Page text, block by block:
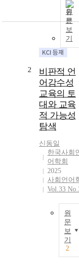
원
문
보
기
2
비판적 언
어감수성
교육의 토
대와 교육
적 가능성
탐색
신동일
한국사회
어학회
2025
사회언어
Vol.33
원
문
보
기
2